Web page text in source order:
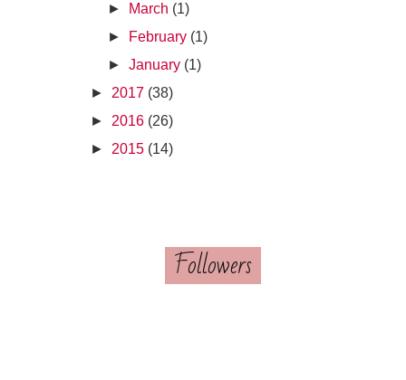
►
March (1)
►
February (1)
►January (1)
► 2017 (38)
► 2016 (26)
► 2015 (14)
Followers